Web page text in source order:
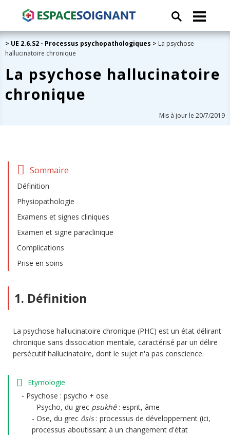
> UE 2.6.S2 - Processus psychopathologiques > La psychose
hallucinatoire chronique
La psychose hallucinatoire
chronique
Mis à jour le 20/7/2019
Sommaire
Définition
Physiopathologie
Examens et signes cliniques
Examen et signe paraclinique
Complications
Prise en soins
1. Définition
La psychose hallucinatoire chronique (PHC) est un état délirant
chronique sans dissociation mentale, caractérisé par un délire
persécutif hallucinatoire, dont le sujet n'a pas conscience.
Etymologie
Psychose : psycho + ose
Psycho, du grec psukhê: esprit, âme
Ose, du grec ôsis: processus de développement (ici,
processus aboutissant à un changement d'état